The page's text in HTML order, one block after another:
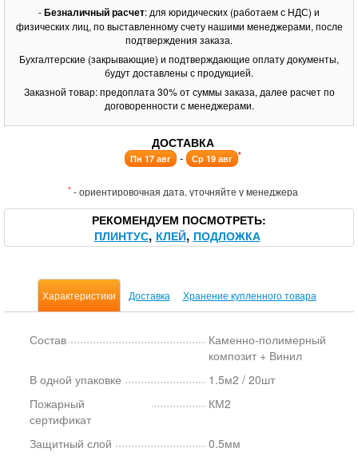
-Безналичный расчет: для юридических (работаем с НДС) и
физических лиц, по выставленному счету нашими менеджерами, после
подтверждения заказа.
Бухгалтерские (закрывающие) и подтверждающие оплату документы,
будут доставлены с продукцией.
Заказной товар: предоплата 30% от суммы заказа, далее расчет по
договоренности с менеджерами.
ДОСТАВКА
Пн 17 авг - Ср 19 авг *
* - ориентировочная дата, уточняйте у менеджера
РЕКОМЕНДУЕМ ПОСМОТРЕТЬ
ПЛИНТУС КЛЕЙ ПОДЛОЖКА
Характеристики Доставка Хранение купленного товара
Состав
Каменно-полимерный
композит + Винил
В одной упаковке
1.5м2 / 20шт
Пожарный
сертификат
КМ2
Защитный слой
0.5мм